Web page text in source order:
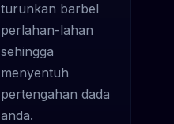
turunkan barbel
perlahan-lahan
sehingga
menyentuh
pertengahan dada
anda.